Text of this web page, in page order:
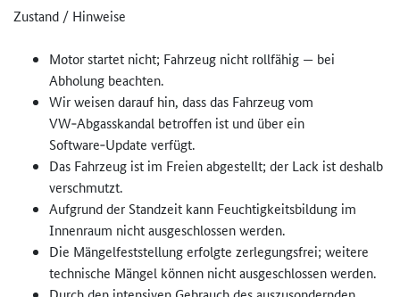
Zustand / Hinweise
Motor startet nicht; Fahrzeug nicht rollfähig — bei
Abholung beachten.
Wir weisen darauf hin, dass das Fahrzeug vom
VW‑Abgasskandal betroffen ist und über ein
Software‑Update verfügt.
Das Fahrzeug ist im Freien abgestellt; der Lack ist deshalb
verschmutzt.
Aufgrund der Standzeit kann Feuchtigkeitsbildung im
Innenraum nicht ausgeschlossen werden.
Die Mängelfeststellung erfolgte zerlegungsfrei; weitere
technische Mängel können nicht ausgeschlossen werden.